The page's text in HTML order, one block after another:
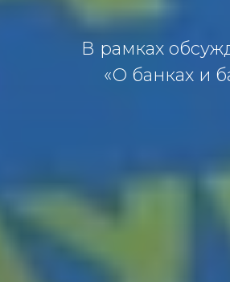
В рамках
«О банках и